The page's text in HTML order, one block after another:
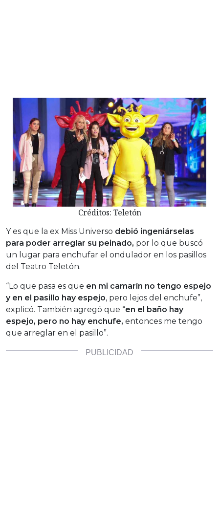
Créditos: Teletón
Y es que la ex Miss Universo debió ingeniárselas
para poder arreglar su peinado, por lo que buscó
un lugar para enchufar el ondulador en los pasillos
del Teatro Teletón.
“Lo que pasa es que en mi camarín no tengo espejo
y en el pasillo hay espejo, pero lejos del enchufe”,
explicó. También agregó que “en el baño hay
espejo, pero no hay enchufe, entonces me tengo
que arreglar en el pasillo”.